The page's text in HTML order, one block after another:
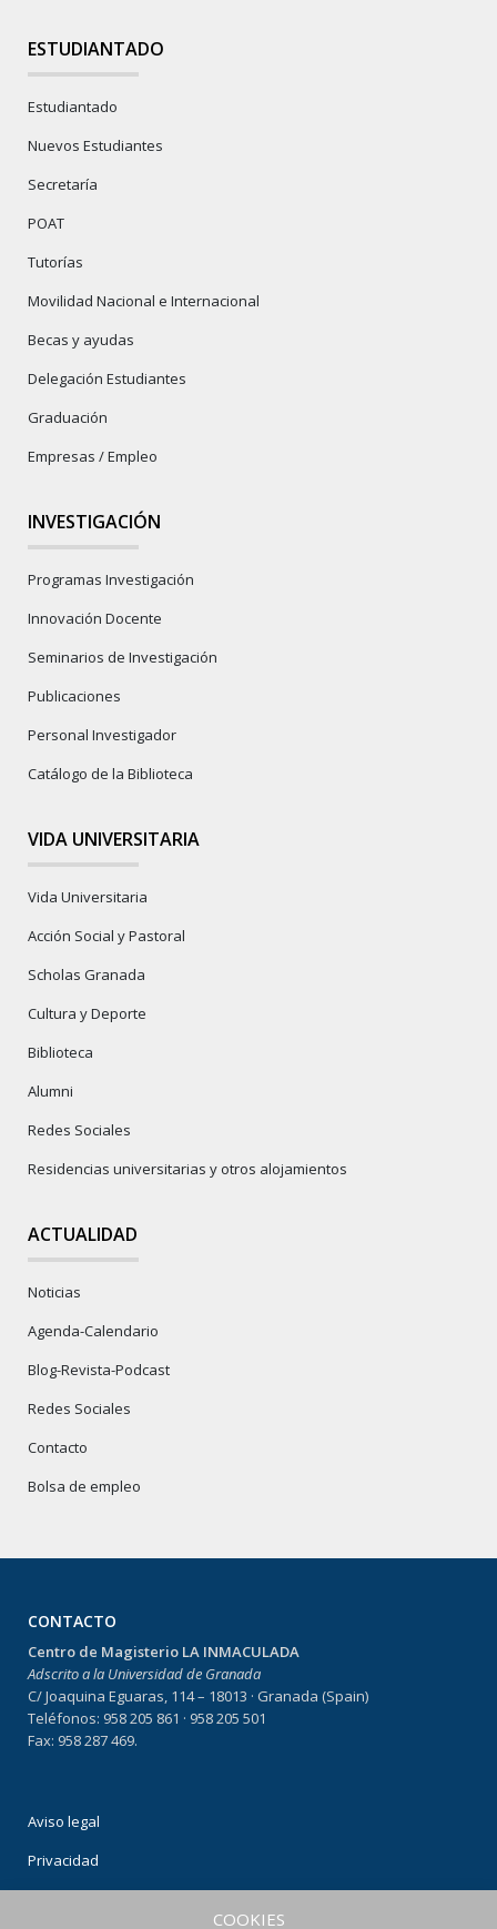
COOKIES
ESTUDIANTADO
Estudiantado
Nuevos Estudiantes
Secretaría
POAT
Tutorías
Movilidad Nacional e Internacional
Becas y ayudas
Delegación Estudiantes
Graduación
Empresas / Empleo
INVESTIGACIÓN
Programas Investigación
Innovación Docente
Seminarios de Investigación
Publicaciones
Personal Investigador
Catálogo de la Biblioteca
VIDA UNIVERSITARIA
Vida Universitaria
Acción Social y Pastoral
Scholas Granada
Cultura y Deporte
Biblioteca
Alumni
Redes Sociales
Residencias universitarias y otros alojamientos
ACTUALIDAD
Noticias
Agenda-Calendario
Blog-Revista-Podcast
Redes Sociales
Contacto
Bolsa de empleo
CONTACTO
Centro de Magisterio LA INMACULADA
Adscrito a la Universidad de Granada
C/ Joaquina Eguaras, 114 – 18013 · Granada (Spain)
Teléfonos: 958 205 861 · 958 205 501
Fax: 958 287 469.
Aviso legal
Privacidad